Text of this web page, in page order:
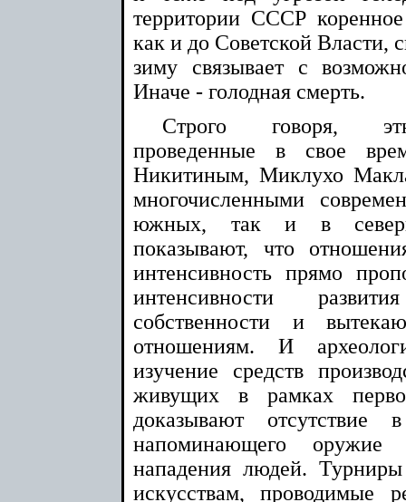
территории СССР
как и до Советской Власти,
зиму связывает с
Иначе - голодная смерть.
Строго говоря,
проведенные в свое
Никитиным, Миклухо
многочисленными
южных, так и в
показывают, что
интенсивность прямо
интенсивности
собственности и
отношениям. И
изучение средств
живущих в рамках
доказывают
напоминающего
нападения людей.
искусствам, проводимые